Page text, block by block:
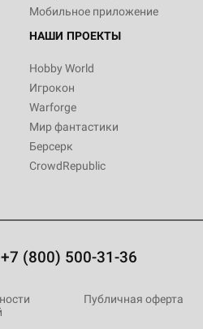
Мобильное приложение
НАШИ ПРОЕКТЫ
Hobby World
Игрокон
Warforge
Мир фантастики
Берсерк
CrowdRepublic
+7 (800) 500-31-36
Публичная оферта